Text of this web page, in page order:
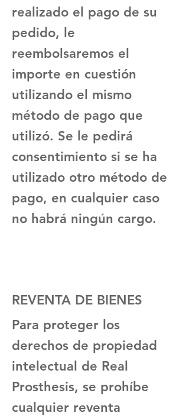
realizado el pago de su
pedido, le
reembolsaremos el
importe en cuestión
utilizando el mismo
método de pago que
utilizó. Se le pedirá
consentimiento si se ha
utilizado otro método de
pago, en cualquier caso
no habrá ningún cargo.​
REVENTA DE BIENES
Para proteger los
derechos de propiedad
intelectual de Real
Prosthesis, se prohíbe
cualquier reventa